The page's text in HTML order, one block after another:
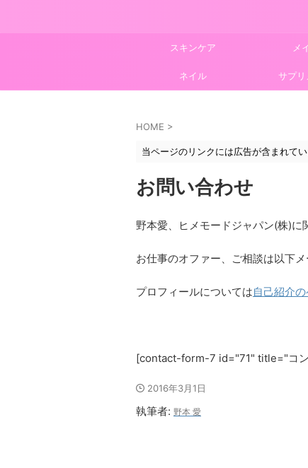
スキンケア メ
ネイル サプリ
HOME >
当ページのリンクには広告が含まれてい
お問い合わせ
野本愛、ヒメモードジャパン(株)に
お仕事のオファー、ご相談は以下
プロフィールについては自己紹介
[contact-form-7 id="71" title="コ
2016年3月1日
執筆者: 野本 愛